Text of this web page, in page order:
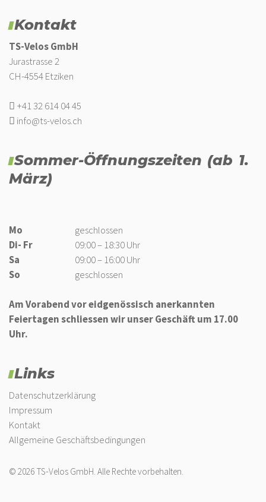
Kontakt
TS-Velos GmbH
Jurastrasse 2
CH-4554 Etziken
+41 32 614 04 45
info@ts-velos.ch
Sommer-Öffnungszeiten (ab 1.
März)
Mo
geschlossen
Di- Fr
09:00 – 18:30 Uhr
Sa
09:00 – 16:00 Uhr
So
geschlossen
Am Vorabend vor eidgenössisch anerkannten
Feiertagen schliessen wir unser Geschäft um 17.00
Uhr.
Links
Datenschutzerklärung
Impressum
Kontakt
Allgemeine Geschäftsbedingungen
© 2026 TS-Velos GmbH. Alle Rechte vorbehalten.